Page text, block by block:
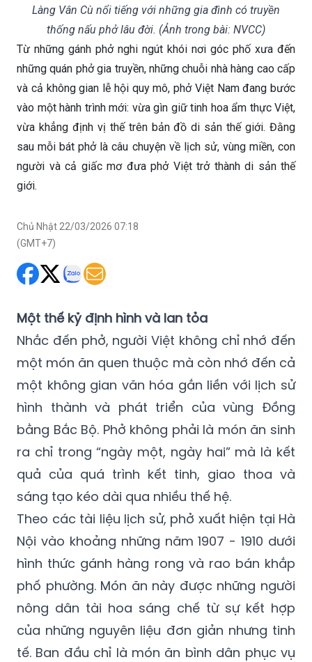
Làng Vân Cù nổi tiếng với những gia đình có truyền
thống nấu phở lâu đời. (Ảnh trong bài: NVCC)
Từ những gánh phở nghi ngút khói nơi góc phố xưa đến
những quán phở gia truyền, những chuỗi nhà hàng cao cấp
và cả không gian lễ hội quy mô, phở Việt Nam đang bước
vào một hành trình mới: vừa gìn giữ tinh hoa ẩm thực Việt,
vừa khẳng định vị thế trên bản đồ di sản thế giới. Đằng
sau mỗi bát phở là câu chuyện về lịch sử, vùng miền, con
người và cả giấc mơ đưa phở Việt trở thành di sản thế
giới.
Chủ Nhật 22/03/2026 07:18
(GMT+7)
Một thế kỷ định hình và lan tỏa
Nhắc đến phở, người Việt không chỉ nhớ đến
một món ăn quen thuộc mà còn nhớ đến cả
một không gian văn hóa gắn liền với lịch sử
hình thành và phát triển của vùng Đồng
bằng Bắc Bộ. Phở không phải là món ăn sinh
ra chỉ trong “ngày một, ngày hai” mà là kết
quả của quá trình kết tinh, giao thoa và
sáng tạo kéo dài qua nhiều thế hệ.
Theo các tài liệu lịch sử, phở xuất hiện tại Hà
Nội vào khoảng những năm 1907 - 1910 dưới
hình thức gánh hàng rong và rao bán khắp
phố phường. Món ăn này được những người
nông dân tài hoa sáng chế từ sự kết hợp
của những nguyên liệu đơn giản nhưng tinh
tế. Ban đầu chỉ là món ăn bình dân phục vụ